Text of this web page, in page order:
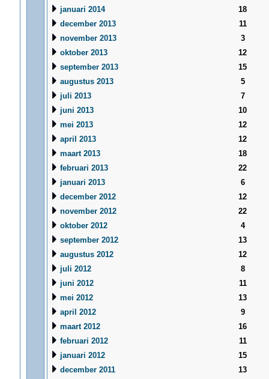
januari 2014
18
december 2013
11
november 2013
3
oktober 2013
12
september 2013
15
augustus 2013
5
juli 2013
7
juni 2013
10
mei 2013
12
april 2013
12
maart 2013
18
februari 2013
22
januari 2013
6
december 2012
12
november 2012
22
oktober 2012
4
september 2012
13
augustus 2012
12
juli 2012
8
juni 2012
11
mei 2012
13
april 2012
9
maart 2012
16
februari 2012
11
januari 2012
15
december 2011
13